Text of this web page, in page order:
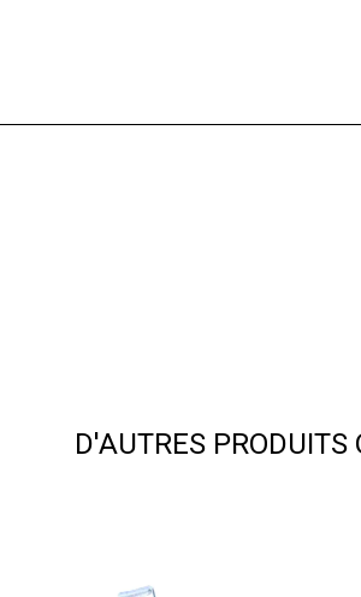
D'AUTRES PRODUITS